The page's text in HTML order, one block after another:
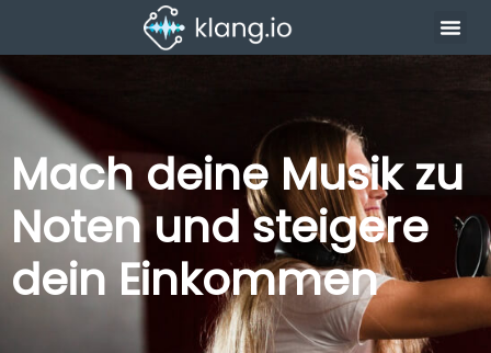
Mach deine Musik zu
Noten und steigere
dein Einkommen